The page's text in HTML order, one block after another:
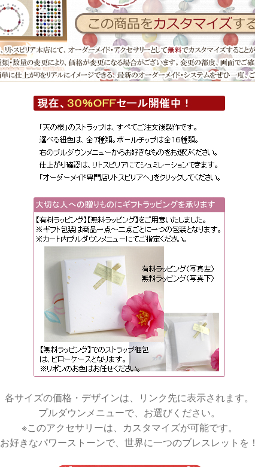
各サイズの価格・デザインは、リンク先に表示されます。
プルダウンメニューで、お選びください。
※このアクセサリーは、カスタマイズが可能です。
お好きなパワーストーンで、世界に一つのブレスレットを！